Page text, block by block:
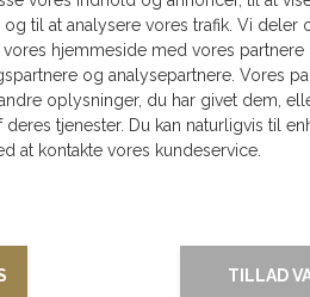
til at analysere vores trafik. Vi deler
hjemmeside med vores partnere
og analysepartnere. Vores
oplysninger, du har givet dem,
tjenester. Du kan naturligvis til
at kontakte vores kundeservice.
TILLAD
kvalitet i hvert arrangement.
hilsen, der fortæller en
Bestil minimum 2